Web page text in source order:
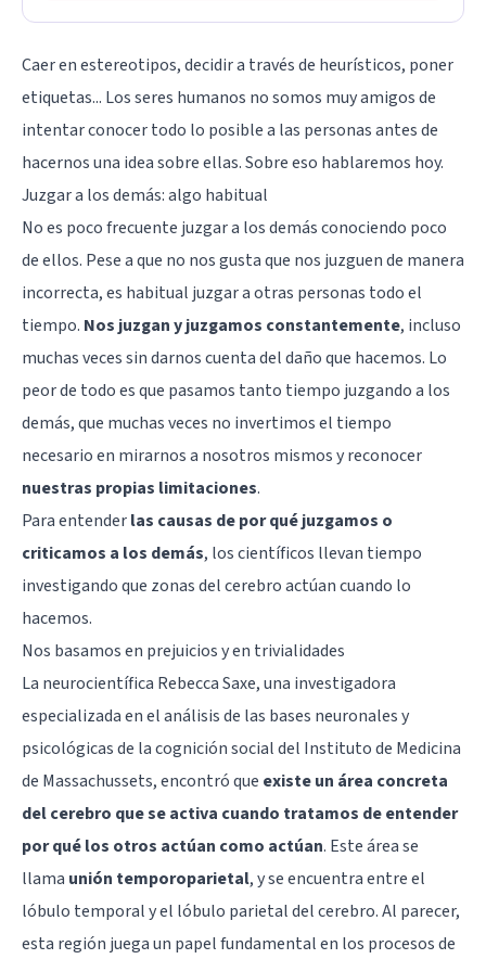
Caer en estereotipos, decidir a través de heurísticos, poner
etiquetas... Los seres humanos no somos muy amigos de
intentar conocer todo lo posible a las personas antes de
hacernos una idea sobre ellas. Sobre eso hablaremos hoy.
Juzgar a los demás: algo habitual
No es poco frecuente juzgar a los demás conociendo poco
de ellos. Pese a que no nos gusta que nos juzguen de manera
incorrecta, es habitual juzgar a otras personas todo el
tiempo. Nos juzgan y juzgamos constantemente, incluso
muchas veces sin darnos cuenta del daño que hacemos. Lo
peor de todo es que pasamos tanto tiempo juzgando a los
demás, que muchas veces no invertimos el tiempo
necesario en mirarnos a nosotros mismos y reconocer
nuestras propias limitaciones.
Para entenderlas causas de por qué juzgamos o
criticamos a los demás, los científicos llevan tiempo
investigando que zonas del cerebro actúan cuando lo
hacemos.
Nos basamos en prejuicios y en trivialidades
La neurocientífica Rebecca Saxe, una investigadora
especializada en el análisis de las bases neuronales y
psicológicas de la cognición social del Instituto de Medicina
de Massachussets, encontró que existe un área concreta
del cerebro que se activa cuando tratamos de entender
por qué los otros actúan como actúan. Este área se
llama unión temporoparietal, y se encuentra entre el
lóbulo temporal y el lóbulo parietal del cerebro. Al parecer,
esta región juega un papel fundamental en los procesos de